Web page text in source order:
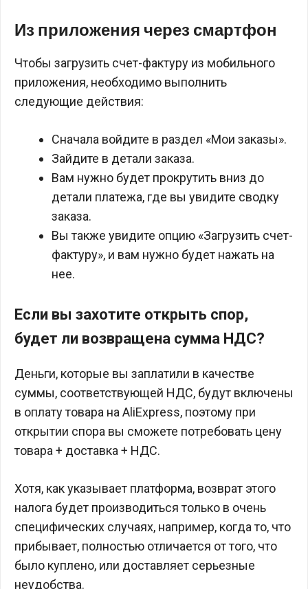
Из приложения через смартфон
Чтобы загрузить счет-фактуру из мобильного
приложения, необходимо выполнить
следующие действия:
Сначала войдите в раздел «Мои заказы».
Зайдите в детали заказа.
Вам нужно будет прокрутить вниз до
детали платежа, где вы увидите сводку
заказа.
Вы также увидите опцию «Загрузить счет-
фактуру», и вам нужно будет нажать на
нее.
Если вы захотите открыть спор,
будет ли возвращена сумма НДС?
Деньги, которые вы заплатили в качестве
суммы, соответствующей НДС, будут включены
в оплату товара на AliExpress, поэтому при
открытии спора вы сможете потребовать цену
товара + доставка + НДС.
Хотя, как указывает платформа, возврат этого
налога будет производиться только в очень
специфических случаях, например, когда то, что
прибывает, полностью отличается от того, что
было куплено, или доставляет серьезные
неудобства.